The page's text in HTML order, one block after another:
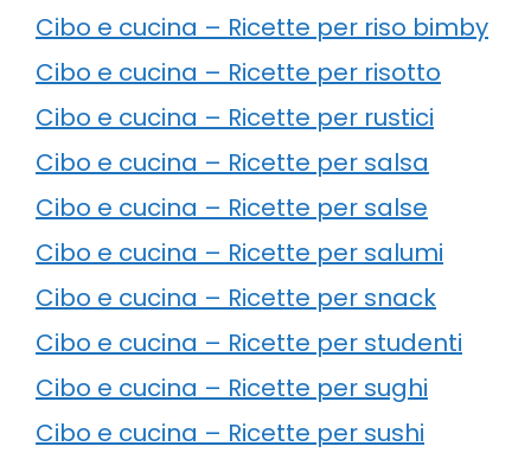
Cibo e cucina – Ricette per riso bimby
Cibo e cucina – Ricette per risotto
Cibo e cucina – Ricette per rustici
Cibo e cucina – Ricette per salsa
Cibo e cucina – Ricette per salse
Cibo e cucina – Ricette per salumi
Cibo e cucina – Ricette per snack
Cibo e cucina – Ricette per studenti
Cibo e cucina – Ricette per sughi
Cibo e cucina – Ricette per sushi